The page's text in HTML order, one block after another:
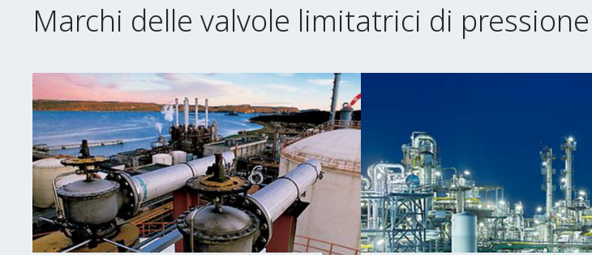
Marchi delle valvole limitatrici di pressione